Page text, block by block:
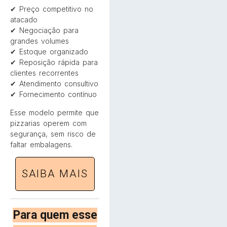
✔ Preço competitivo no
atacado
✔ Negociação para
grandes volumes
✔ Estoque organizado
✔ Reposição rápida para
clientes recorrentes
✔ Atendimento consultivo
✔ Fornecimento contínuo
Esse modelo permite que
pizzarias operem com
segurança, sem risco de
faltar embalagens.
SAIBA MAIS
Para quem esse